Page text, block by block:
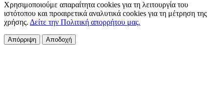
Χρησιμοποιούμε απαραίτητα cookies για τη λειτουργία του
ιστότοπου και προαιρετικά αναλυτικά cookies για τη μέτρηση της
χρήσης. Δείτε την Πολιτική απορρήτου μας.
Απόρριψη Αποδοχή